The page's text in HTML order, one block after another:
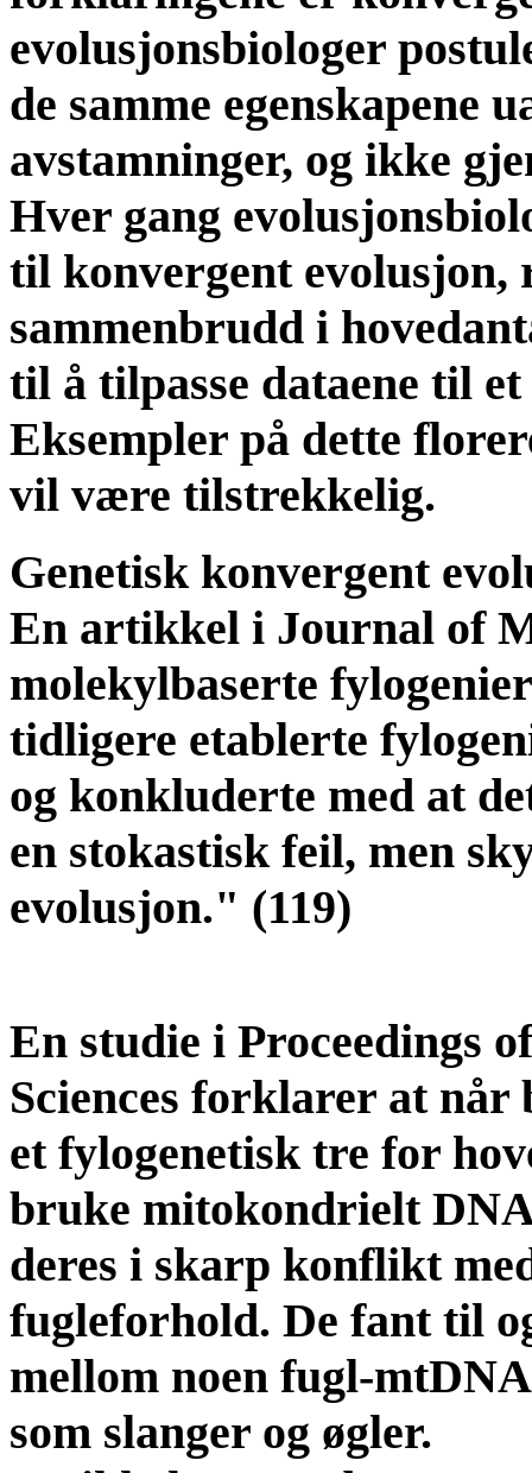
evolusjonsbiologer
de samme egenskapene
avstamninger, og ikke
Hver gang
til konvergent evolusjon,
sammenbrudd i
til å tilpasse dataene til
Eksempler på dette
vil være tilstrekkelig.
Genetisk konvergent
En artikkel i Journal of
molekylbaserte
tidligere etablerte
og konkluderte med at
en stokastisk feil, men
evolusjon." (119)
En studie i Proceedings
Sciences forklarer at
et fylogenetisk tre for
bruke mitokondrielt
deres i skarp konflikt
fugleforhold. De fant til
mellom noen fugl-
som slanger og øgler.